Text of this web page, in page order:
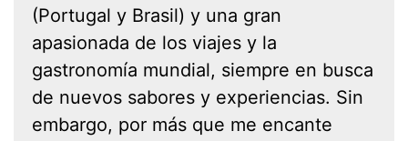
(Portugal y Brasil) y una gran
apasionada de los viajes y la
gastronomía mundial, siempre en busca
de nuevos sabores y experiencias. Sin
embargo, por más que me encante